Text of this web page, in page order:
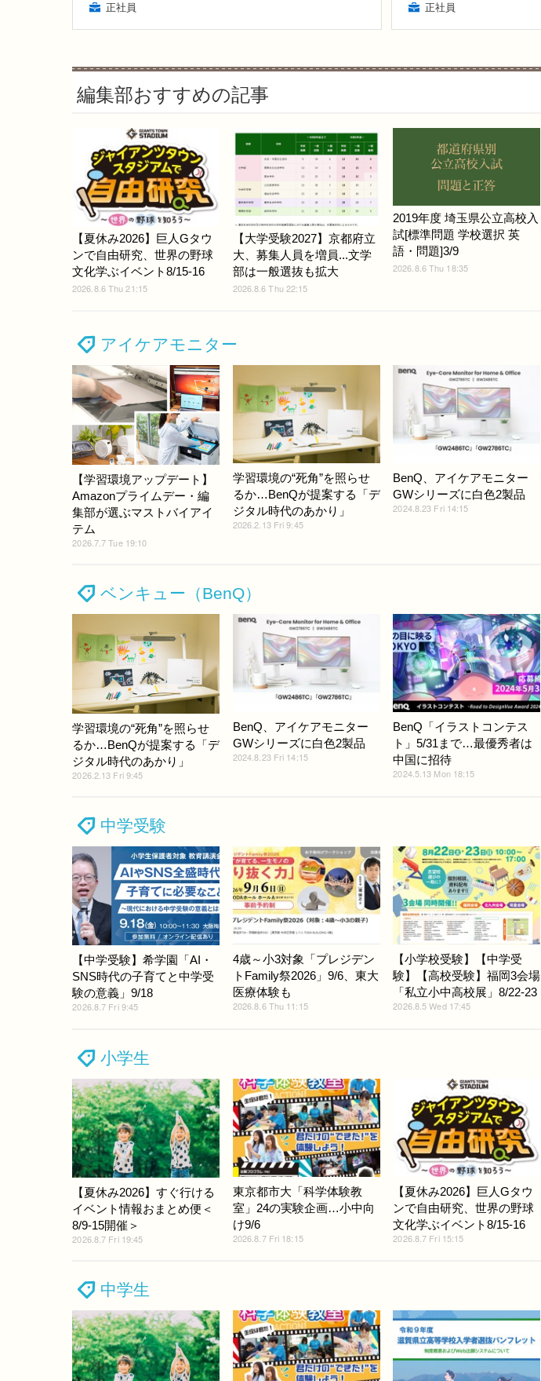
正社員
正社員
編集部おすすめの記事
【夏休み2026】巨人Gタウ
ンで自由研究、世界の野球
文化学ぶイベント8/15-16
2026.8.6 Thu 21:15
【大学受験2027】京都府立
大、募集人員を増員...文学
部は一般選抜も拡大
2026.8.6 Thu 22:15
2019年度 埼玉県公立高校入
試[標準問題 学校選択 英
語・問題]3/9
2026.8.6 Thu 18:35
アイケアモニター
【学習環境アップデート】
Amazonプライムデー・編
集部が選ぶマストバイアイ
テム
2026.7.7 Tue 19:10
学習環境の“死角”を照らせ
るか…BenQが提案する「デ
ジタル時代のあかり」
2026.2.13 Fri 9:45
BenQ、アイケアモニター
GWシリーズに白色2製品
2024.8.23 Fri 14:15
ベンキュー（BenQ）
学習環境の“死角”を照らせ
るか…BenQが提案する「デ
ジタル時代のあかり」
2026.2.13 Fri 9:45
BenQ、アイケアモニター
GWシリーズに白色2製品
2024.8.23 Fri 14:15
BenQ「イラストコンテス
ト」5/31まで…最優秀者は
中国に招待
2024.5.13 Mon 18:15
中学受験
【中学受験】希学園「AI・
SNS時代の子育てと中学受
験の意義」9/18
2026.8.7 Fri 9:45
4歳～小3対象「プレジデン
トFamily祭2026」9/6、東大
医療体験も
2026.8.6 Thu 11:15
【小学校受験】【中学受
験】【高校受験】福岡3会場
「私立小中高校展」8/22-23
2026.8.5 Wed 17:45
小学生
【夏休み2026】すぐ行ける
イベント情報おまとめ便＜
8/9-15開催＞
2026.8.7 Fri 19:45
東京都市大「科学体験教
室」24の実験企画…小中向
け9/6
2026.8.7 Fri 18:15
【夏休み2026】巨人Gタウ
ンで自由研究、世界の野球
文化学ぶイベント8/15-16
2026.8.7 Fri 15:15
中学生